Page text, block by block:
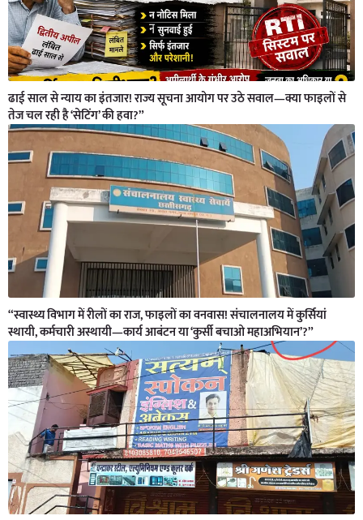
ढाई साल से न्याय का इंतजार! राज्य सूचना आयोग पर उठे सवाल—क्या फाइलों से
तेज चल रही है ‘सेटिंग’ की हवा?”
“स्वास्थ्य विभाग में रीलों का राज, फाइलों का वनवास! संचालनालय में कुर्सियां
स्थायी, कर्मचारी अस्थायी—कार्य आबंटन या ‘कुर्सी बचाओ महाअभियान’?”